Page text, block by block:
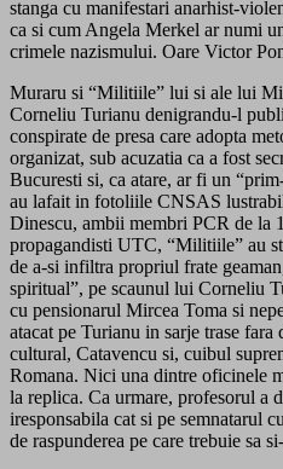
stanga cu manifestari anarhist-
ca si cum Angela Merkel ar numi
crimele nazismului. Oare Victor
Muraru si “Militiile” lui si ale lui
Corneliu Turianu denigrandu-l
conspirate de presa care adopta
organizat, sub acuzatia ca a fost
Bucuresti si, ca atare, ar fi un
au lafait in fotoliile CNSAS
Dinescu, ambii membri PCR de la
propagandisti UTC, “Militiile” au
de a-si infiltra propriul frate
spiritual”, pe scaunul lui Corneliu
cu pensionarul Mircea Toma si
atacat pe Turianu in sarje trase
cultural, Catavencu si, cuibul
Romana. Nici una dintre oficinele
la replica. Ca urmare, profesorul a
iresponsabila cat si pe semnatarul
de raspunderea pe care trebuie sa